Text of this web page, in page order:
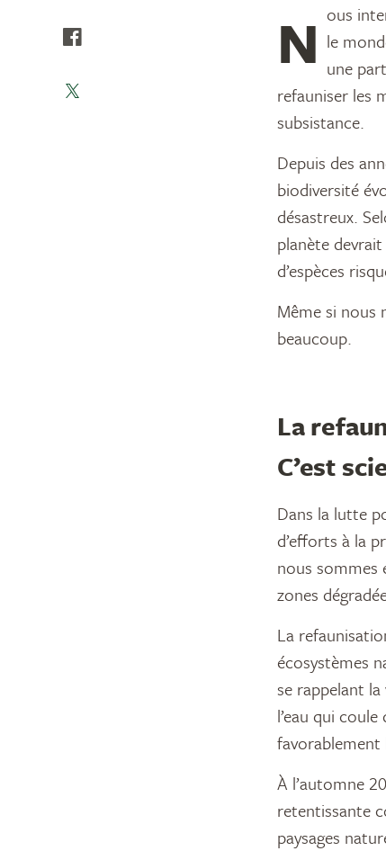
Nous interrompons les crises environnementales qui ne cessent de se multiplier dans le
une
refauniser les
subsistance.
Depuis des
biodiversité
désastreux.
planète
d’espèces
Même si nous
beaucoup.
La
C’est
Dans la lutte
d’efforts à la
nous sommes
zones
La
écosystèmes
se rappelant
l’eau qui
À l’automne
retentissante
paysages